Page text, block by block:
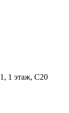
1 этаж, С20